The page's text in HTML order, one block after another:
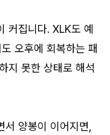
커집니다. XLK도 예
오후에 회복하는 패
지 못한 상태로 해석
양봉이 이어지면,